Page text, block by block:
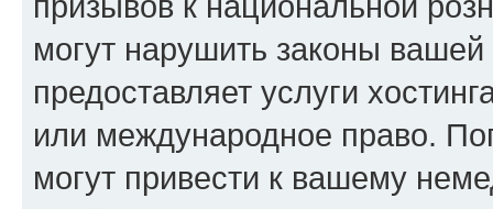
могут нарушить законы
предоставляет услуги
или международное право.
могут привести к вашему